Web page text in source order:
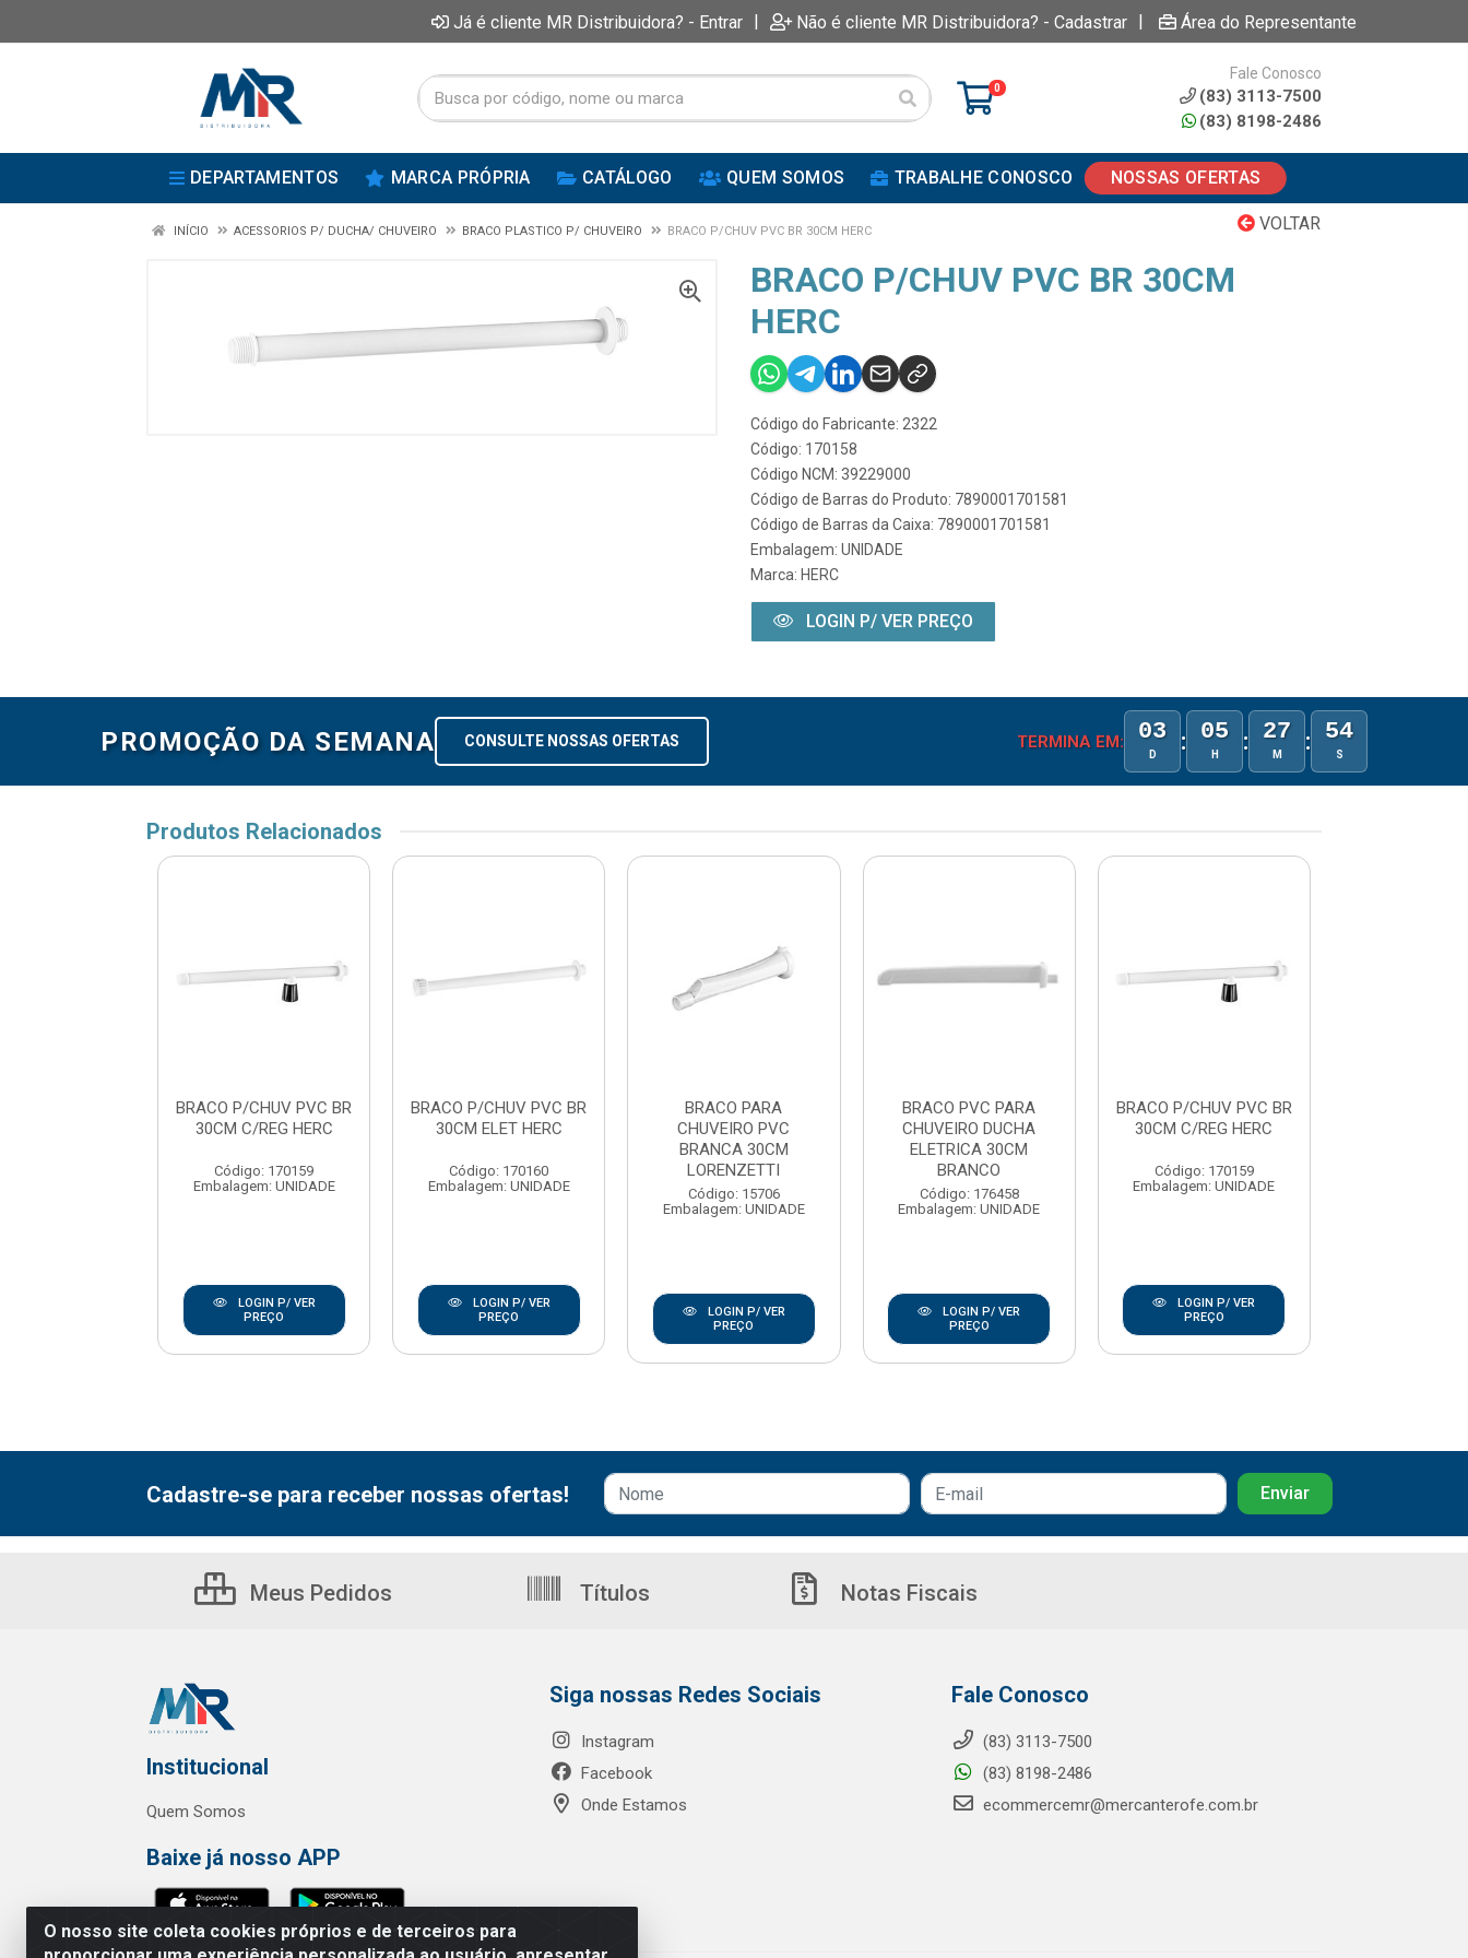
Já é cliente MR Distribuidora? - Entrar | Não é cliente MR Distribuidora? - Cadastrar | Área do Representante
0
Fale Conosco
(83) 3113-7500
(83) 8198-2486
DEPARTAMENTOS MARCA PRÓPRIA CATÁLOGO QUEM SOMOS TRABALHE CONOSCO NOSSAS OFERTAS
VOLTAR
INÍCIO ACESSORIOS P/ DUCHA/ CHUVEIRO BRACO PLASTICO P/ CHUVEIRO BRACO P/CHUV PVC BR 30CM HERC
BRACO P/CHUV PVC BR 30CM
HERC
Código do Fabricante: 2322
Código: 170158
Código NCM: 39229000
Código de Barras do Produto: 7890001701581
Código de Barras da Caixa: 7890001701581
Embalagem: UNIDADE
Marca: HERC
LOGIN P/ VER PREÇO
PROMOÇÃO DA SEMANA CONSULTE NOSSAS OFERTAS TERMINA EM: 03
D : 05
H : 27
M : 54
S
Produtos Relacionados
BRACO P/CHUV PVC BR
30CM C/REG HERC
Código: 170159
Embalagem: UNIDADE
LOGIN P/ VER
PREÇO
BRACO P/CHUV PVC BR
30CM ELET HERC
Código: 170160
Embalagem: UNIDADE
LOGIN P/ VER
PREÇO
BRACO PARA
CHUVEIRO PVC
BRANCA 30CM
LORENZETTI
Código: 15706
Embalagem: UNIDADE
LOGIN P/ VER
PREÇO
BRACO PVC PARA
CHUVEIRO DUCHA
ELETRICA 30CM
BRANCO
Código: 176458
Embalagem: UNIDADE
LOGIN P/ VER
PREÇO
BRACO P/CHUV PVC BR
30CM C/REG HERC
Código: 170159
Embalagem: UNIDADE
LOGIN P/ VER
PREÇO
O nosso site coleta cookies próprios e de terceiros para
Cadastre-se para receber nossas ofertas!
Meus Pedidos Títulos Notas Fiscais
Institucional
Quem Somos
Baixe já nosso APP
Siga nossas Redes Sociais
Instagram
Facebook
Onde Estamos
Fale Conosco
(83) 3113-7500
(83) 8198-2486
ecommercemr@mercanterofe.com.br